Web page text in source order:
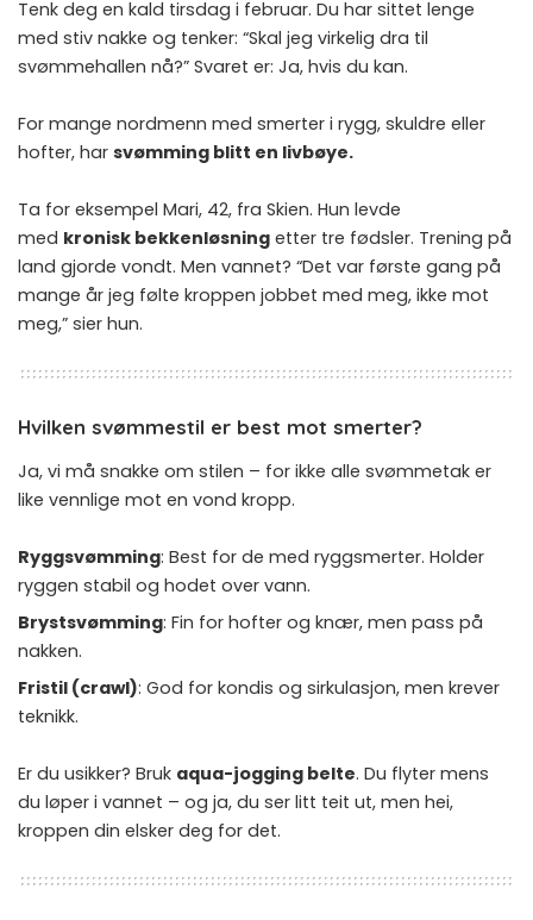
Tenk deg en kald tirsdag i februar. Du har sittet lenge
med stiv nakke og tenker: “Skal jeg virkelig dra til
svømmehallen nå?” Svaret er: Ja, hvis du kan.
For mange nordmenn med smerter i rygg, skuldre eller
hofter, har svømming blitt en livbøye.
Ta for eksempel Mari, 42, fra Skien. Hun levde
med kronisk bekkenløsning etter tre fødsler. Trening på
land gjorde vondt. Men vannet? “Det var første gang på
mange år jeg følte kroppen jobbet med meg, ikke mot
meg,” sier hun.
Hvilken svømmestil er best mot smerter?
Ja, vi må snakke om stilen – for ikke alle svømmetak er
like vennlige mot en vond kropp.
Ryggsvømming: Best for de med ryggsmerter. Holder
ryggen stabil og hodet over vann.
Brystsvømming: Fin for hofter og knær, men pass på
nakken.
Fristil (crawl): God for kondis og sirkulasjon, men krever
teknikk.
Er du usikker? Bruk aqua-jogging belte. Du flyter mens
du løper i vannet – og ja, du ser litt teit ut, men hei,
kroppen din elsker deg for det.